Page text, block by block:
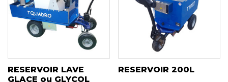
RESERVOIR LAVE
GLACE ou GLYCOL
RESERVOIR 200L